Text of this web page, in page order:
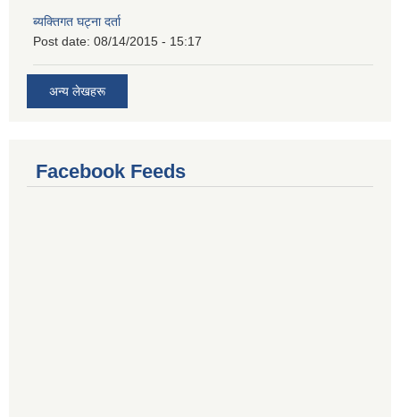
ब्यक्तिगत घट्ना दर्ता
Post date: 08/14/2015 - 15:17
अन्य लेखहरू
Facebook Feeds